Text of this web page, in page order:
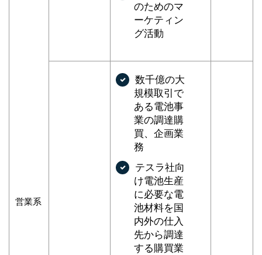
営業系
のためのマ
ーケティン
グ活動
数千億の大
規模取引で
ある電池事
業の調達購
買、企画業
務
テスラ社向
け電池生産
に必要な電
池材料を国
内外の仕入
先から調達
する購買業